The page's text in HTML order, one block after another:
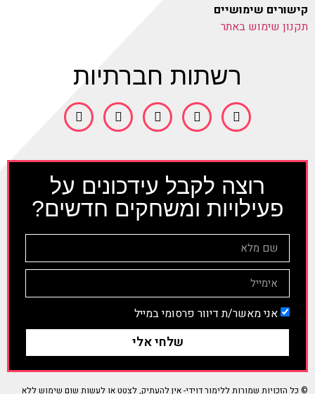
רוצה לקבל עידכונים על
פעילויות ומשחקים חדשים?
אני מאשר/ת דיוור פרסומי במייל
שלחי אלי
רשתות חברתיות
קישורים שימושיים
תקנון שימוש באתר
© כל הזכויות שמורות ללימור דוידי- אין להעתיק, לצטט או לעשות שום שימוש ללא